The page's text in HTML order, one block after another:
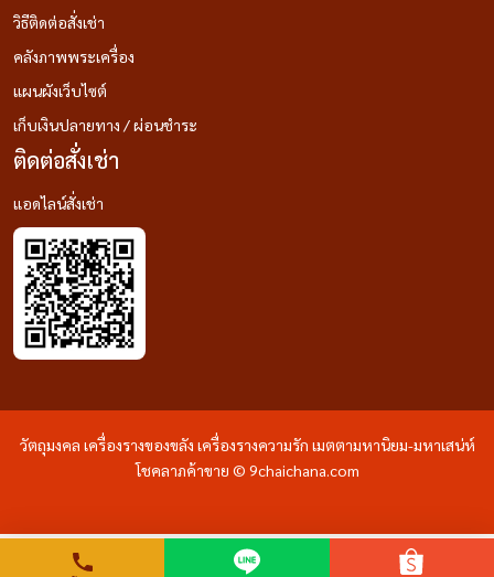
วิธีติดต่อสั่งเช่า
คลังภาพพระเครื่อง
แผนผังเว็บไซต์
เก็บเงินปลายทาง / ผ่อนชำระ
ติดต่อสั่งเช่า
แอดไลน์สั่งเช่า
วัตถุมงคล เครื่องรางของขลัง เครื่องรางความรัก เมตตามหานิยม-มหาเสน่ห์
โชคลาภค้าขาย © 9chaichana.com